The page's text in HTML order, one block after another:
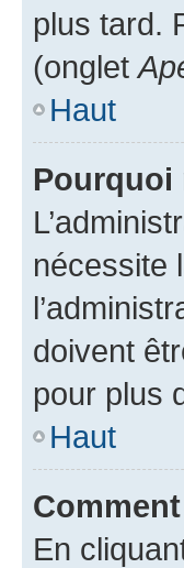
plus tard.
(onglet
Haut
Pourquoi
nécessite
doivent
pour plus
Haut
En